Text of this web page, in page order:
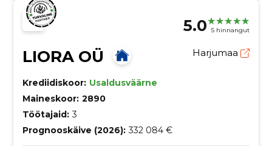
5.0 5 hinnangut
LIORA OÜ Harjumaa
Krediidiskoor: Usaldusväärne
Maineskoor: 2890
Töötajaid: 3
Prognooskäive (2026): 332 084 €